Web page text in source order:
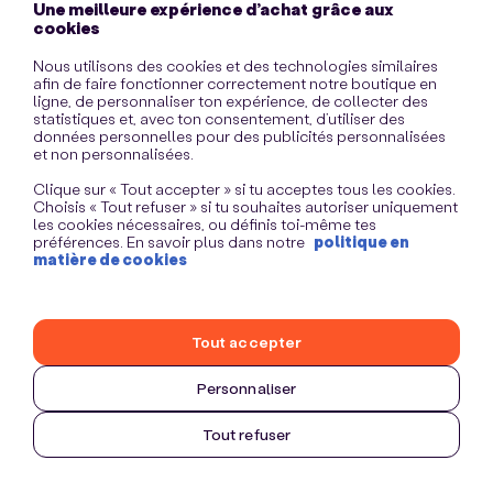
Une meilleure expérience d’achat grâce aux
cookies
Nous utilisons des cookies et des technologies similaires
afin de faire fonctionner correctement notre boutique en
ligne, de personnaliser ton expérience, de collecter des
statistiques et, avec ton consentement, d’utiliser des
données personnelles pour des publicités personnalisées
et non personnalisées.
Clique sur « Tout accepter » si tu acceptes tous les cookies.
Choisis « Tout refuser » si tu souhaites autoriser uniquement
les cookies nécessaires, ou définis toi-même tes
préférences. En savoir plus dans notre politique en
matière de cookies
Personnaliser
Tout refuser
Tout accepter